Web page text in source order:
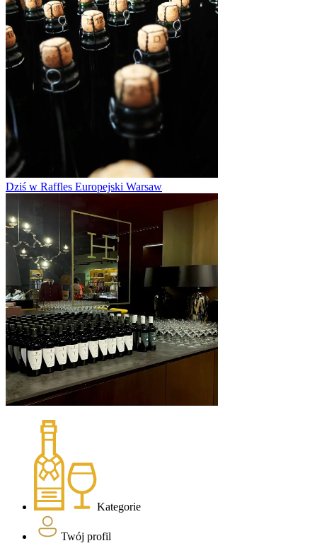
Dziś w Raffles Europejski Warsaw
Kategorie
Twój profil